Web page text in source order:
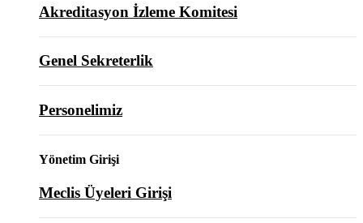
Akreditasyon İzleme Komitesi
Genel Sekreterlik
Personelimiz
Yönetim Girişi
Meclis Üyeleri Girişi